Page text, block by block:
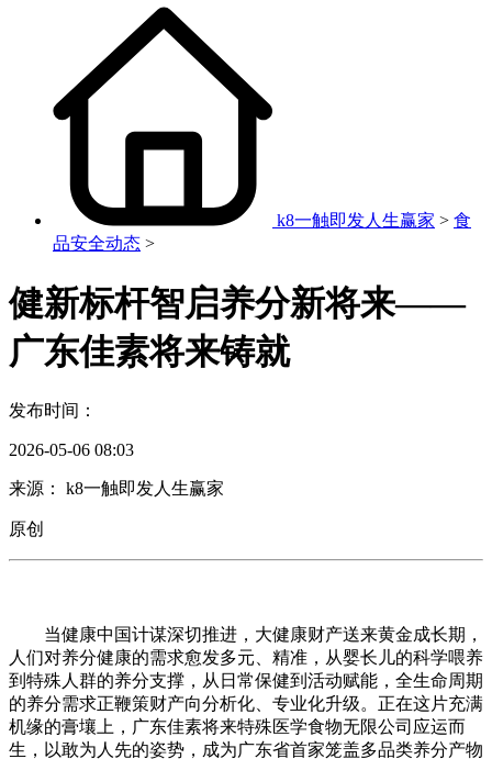
k8一触即发人生赢家 > 食
品安全动态 >
健新标杆智启养分新将来——
广东佳素将来铸就
发布时间：
2026-05-06 08:03
来源： k8一触即发人生赢家
原创
当健康中国计谋深切推进，大健康财产送来黄金成长期，
人们对养分健康的需求愈发多元、精准，从婴长儿的科学喂养
到特殊人群的养分支撑，从日常保健到活动赋能，全生命周期
的养分需求正鞭策财产向分析化、专业化升级。正在这片充满
机缘的膏壤上，广东佳素将来特殊医学食物无限公司应运而
生，以敢为人先的姿势，成为广东省首家笼盖多品类养分产物